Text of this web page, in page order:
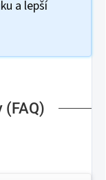
a lepší
(FAQ)